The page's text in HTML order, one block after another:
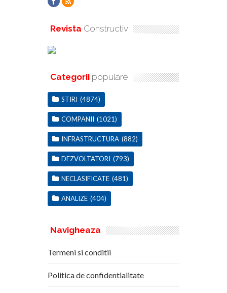
Revista Constructiv
Categorii populare
STIRI (4874)
COMPANII (1021)
INFRASTRUCTURA (882)
DEZVOLTATORI (793)
NECLASIFICATE (481)
ANALIZE (404)
Navigheaza
Termeni si conditii
Politica de confidentialitate